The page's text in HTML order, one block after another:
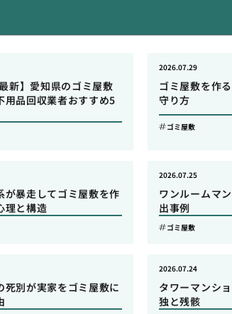
新】愛知県のゴミ屋敷
用品回収業者おすすめ5
ゴミ屋敷を作
守り方
2026.07.29
ゴミ屋敷
が暴走してゴミ屋敷を作
理と構造
ワンルームマ
出事例
2026.07.25
ゴミ屋敷
死別が実家をゴミ屋敷に
タワーマンシ
独と残骸
2026.07.24